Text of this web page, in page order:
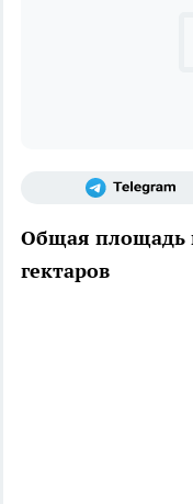
Общая площадь
гектаров